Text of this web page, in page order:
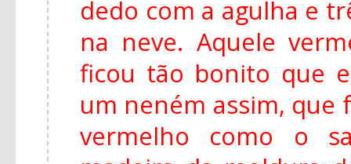
dedo com a agulha e
na neve. Aquele
ficou tão bonito que
um neném assim, que
vermelho como o